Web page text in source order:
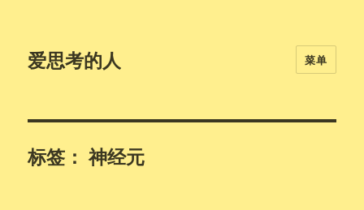
爱思考的人 菜单
标签：神经元